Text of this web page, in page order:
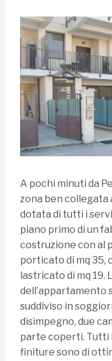
A pochi minuti da
zona ben collegata
dotata di tutti i
piano primo di un
costruzione con al
porticato di mq 35,
lastricato di mq 19.
dell’appartamento
suddiviso in
disimpegno, due
parte coperti. Tutti
finiture sono di